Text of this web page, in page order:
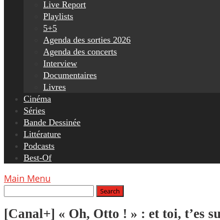
Live Report
Playlists
5+5
Agenda des sorties 2026
Agenda des concerts
Interview
Documentaires
Livres
Cinéma
Séries
Bande Dessinée
Littérature
Podcasts
Best-Of
Main Menu
[Canal+] « Oh, Otto ! » : et toi, t’es